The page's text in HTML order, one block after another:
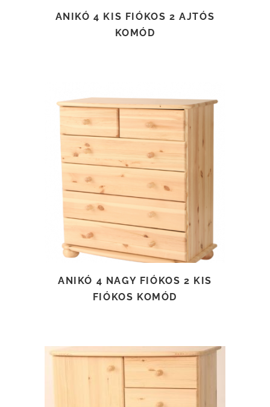
ANIKÓ 4 KIS FIÓKOS 2 AJTÓS
KOMÓD
TOVÁBB OLVASOM
ANIKÓ 4 NAGY FIÓKOS 2 KIS
FIÓKOS KOMÓD